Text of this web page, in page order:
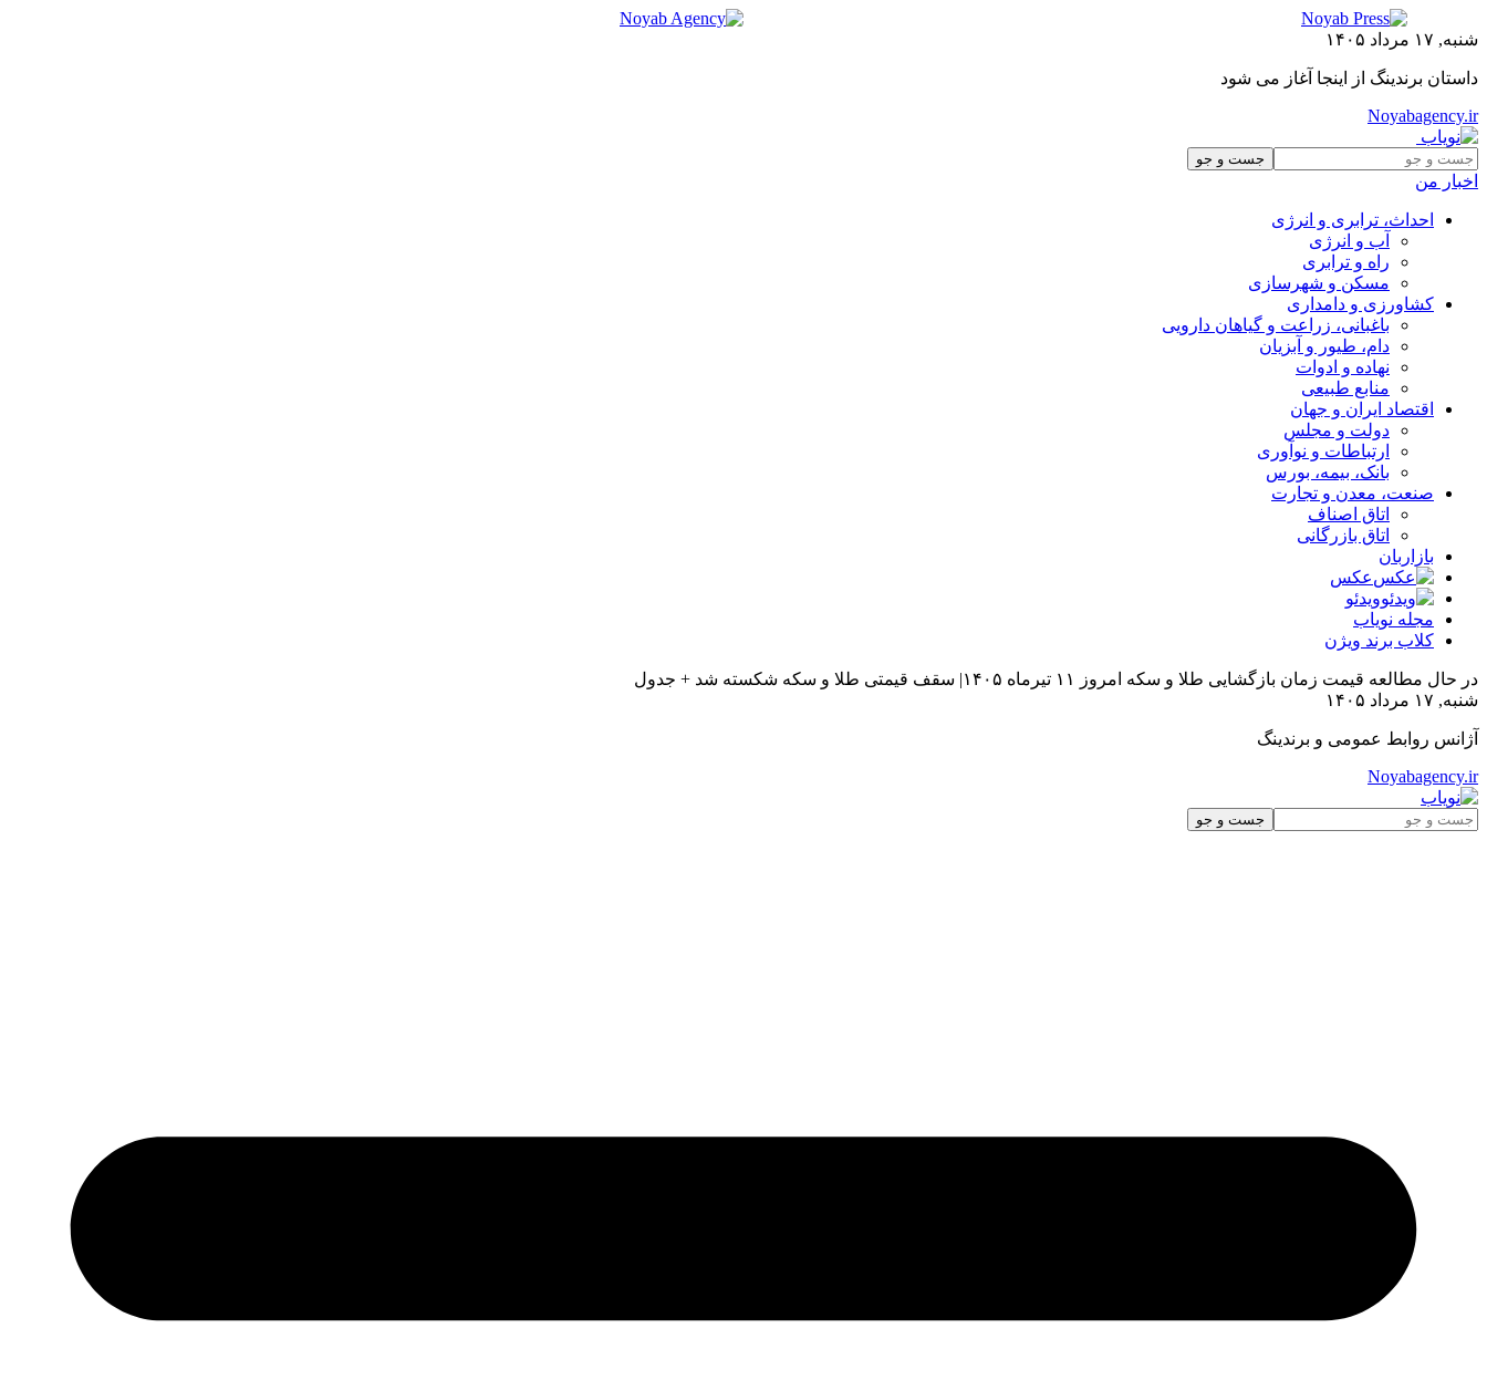
شنبه, ۱۷ مرداد ۱۴۰۵
داستان برندینگ از اینجا آغاز می شود
Noyabagency.ir
اخبار من
احداث، ترابری و انرژی
آب و انرژی
راه و ترابری
مسکن و شهرسازی
کشاورزی و دامداری
باغبانی، زراعت و گیاهان دارویی
دام، طیور و آبزیان
نهاده و ادوات
منابع طبیعی
اقتصاد ایران و جهان
دولت و مجلس
ارتباطات و نوآوری
بانک، بیمه، بورس
صنعت، معدن و تجارت
اتاق اصناف
اتاق بازرگانی
بازاربان
عکس
ویدئو
مجله نویاب
کلاب برند ویژن
در حال مطالعه قیمت زمان بازگشایی طلا و سکه امروز ۱۱ تیرماه ۱۴۰۵| سقف قیمتی طلا و سکه شکسته شد + جدول
شنبه, ۱۷ مرداد ۱۴۰۵
آژانس روابط عمومی و برندینگ
Noyabagency.ir